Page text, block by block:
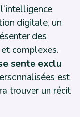
digitale, un
des
complexes.
sente exclu
est
trouver un récit